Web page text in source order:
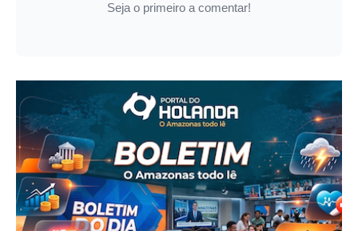
Seja o primeiro a comentar!